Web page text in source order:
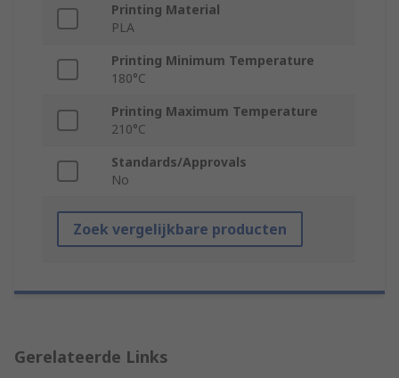
Printing Material
PLA
Printing Minimum Temperature
180°C
Printing Maximum Temperature
210°C
Standards/Approvals
No
Zoek vergelijkbare producten
Gerelateerde Links